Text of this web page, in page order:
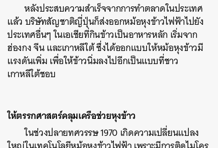
หลังประสบความสำเร็จจากการทำตลาดในประเทศ
แล้ว บริษัทสัญชาติญี่ปุ่นก็ส่งออกหม้อหุงข้าวไฟฟ้าไปยัง
ประเทศอื่นๆ ในเอเชียที่กินข้าวเป็นอาหารหลัก เริ่มจาก
ฮ่องกง จีน และเกาหลีใต้ ซึ่งได้ออกแบบให้หม้อหุงข้าวมี
แรงดันเพิ่ม เพื่อให้ข้าวนิ่มลงไปอีกเป็นแบบที่ชาว
เกาหลีใต้ชอบ
ให้ตรรกศาสตร์คลุมเครือช่วยหุงข้าว
ในช่วงปลายทศวรรษ 1970 เกิดความเปลี่ยนแปลง